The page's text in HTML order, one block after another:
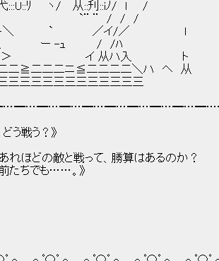
ﾘ ヽ/ 从::刋::iﾉ/ l /
`¨ ¨ / / /
＼ ` ／イ/／ l
ー -ｭ / /ﾊ
／ ＞ イ 从ハ入 ト
≧二二二ニ≦二二二二＼ハ ヘ 从
三三三三三三三三三三三
う戦う？》
れほどの敵と戦って、勝算はあるのか？
たちでも……。》